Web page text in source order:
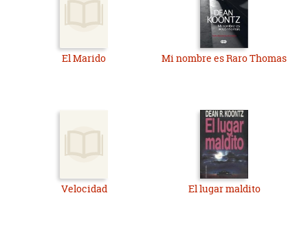
El Marido Mi nombre es Raro Thomas
Velocidad El lugar maldito